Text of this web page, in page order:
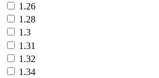
1.26
1.28
1.3
1.31
1.32
1.34